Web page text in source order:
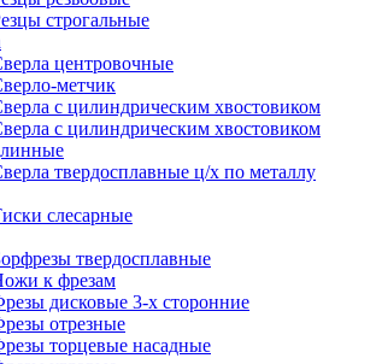
строгальные
центровочные
метчик
с цилиндрическим хвостовиком
с цилиндрическим хвостовиком
твердосплавные ц/х по металлу
слесарные
твердосплавные
к фрезам
дисковые 3-х сторонние
отрезные
торцевые насадные